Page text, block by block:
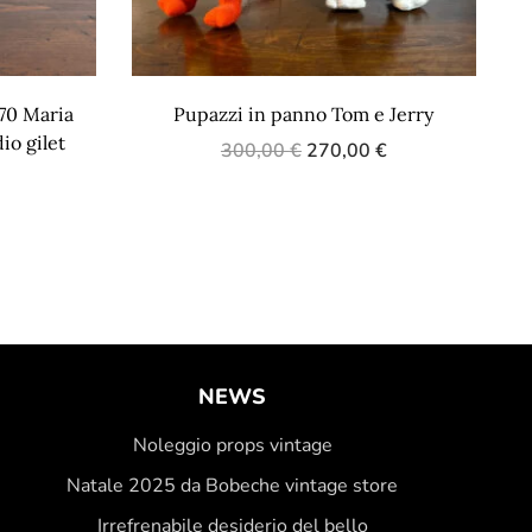
Maria
gilet
Pupazzi in panno Tom e Jerry
300,00€ 270,00 €
NEWS
Noleggio props vintage
Natale 2025 da Bobeche vintage store
Irrefrenabile desiderio del bello